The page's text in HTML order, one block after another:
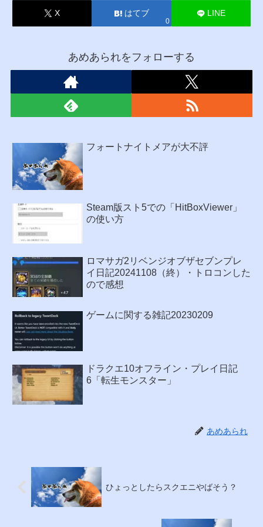
X はてブ
0
LINE
あめあられをフォローする
フォートナイトメアが大不評
Steam版スト5での「HitBoxViewer」
の使い方
ロマサガ2リベンジオブザセブンプレ
イ日記20241108（終）・トロコンした
ので感想
ゲームに関する雑記20230209
ドラクエ10オフライン・プレイ日記
6「転生モンスター」
あめあられ
ひょっとしたらスクエニやばそう？